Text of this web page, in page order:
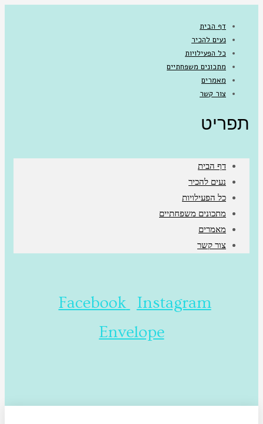
דף הבית
נעים להכיר
כל הפעילויות
מתכונים משפחתיים
מאמרים
צור קשר
תפריט
דף הבית
נעים להכיר
כל הפעילויות
מתכונים משפחתיים
מאמרים
צור קשר
Facebook
Instagram
Envelope